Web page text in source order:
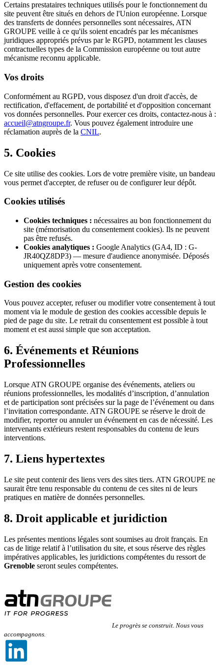
Certains prestataires techniques utilisés pour le fonctionnement du
site peuvent être situés en dehors de l'Union européenne. Lorsque
des transferts de données personnelles sont nécessaires, ATN
GROUPE veille à ce qu'ils soient encadrés par les mécanismes
juridiques appropriés prévus par le RGPD, notamment les clauses
contractuelles types de la Commission européenne ou tout autre
mécanisme reconnu applicable.
Vos droits
Conformément au RGPD, vous disposez d'un droit d'accès, de
rectification, d'effacement, de portabilité et d'opposition concernant
vos données personnelles. Pour exercer ces droits, contactez-nous à :
accueil@atngroupe.fr. Vous pouvez également introduire une
réclamation auprès de la CNIL.
5. Cookies
Ce site utilise des cookies. Lors de votre première visite, un bandeau
vous permet d'accepter, de refuser ou de configurer leur dépôt.
Cookies utilisés
Cookies techniques : nécessaires au bon fonctionnement du
site (mémorisation du consentement cookies). Ils ne peuvent
pas être refusés.
Cookies analytiques : Google Analytics (GA4, ID : G-
JR40QZ8DP3) — mesure d'audience anonymisée. Déposés
uniquement après votre consentement.
Gestion des cookies
Vous pouvez accepter, refuser ou modifier votre consentement à tout
moment via le module de gestion des cookies accessible depuis le
pied de page du site. Le retrait du consentement est possible à tout
moment et est aussi simple que son acceptation.
6. Événements et Réunions
Professionnelles
Lorsque ATN GROUPE organise des événements, ateliers ou
réunions professionnelles, les modalités d’inscription, d’annulation
et de participation sont précisées sur la page de l’événement ou dans
l’invitation correspondante. ATN GROUPE se réserve le droit de
modifier, reporter ou annuler un événement en cas de nécessité. Les
intervenants extérieurs restent responsables du contenu de leurs
interventions.
7. Liens hypertextes
Le site peut contenir des liens vers des sites tiers. ATN GROUPE ne
saurait être tenu responsable du contenu de ces sites ni de leurs
pratiques en matière de données personnelles.
8. Droit applicable et juridiction
Les présentes mentions légales sont soumises au droit français. En
cas de litige relatif à l’utilisation du site, et sous réserve des règles
impératives applicables, les juridictions compétentes du ressort de
Grenoble seront seules compétentes.
Le progrès se construit. Nous vous
accompagnons.